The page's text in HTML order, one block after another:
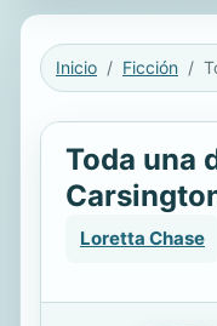
Inicio Ficción
Toda una
Loretta Chase